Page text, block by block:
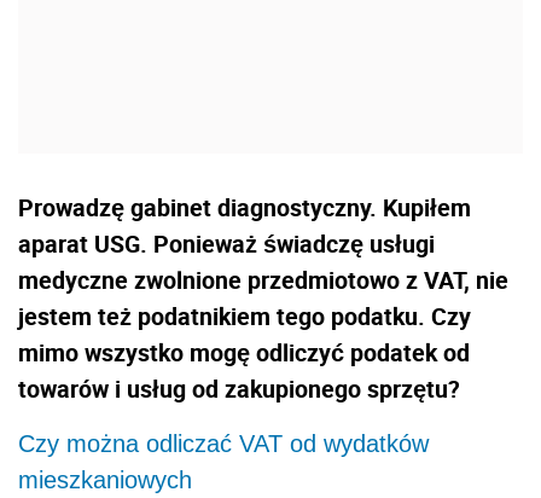
Prowadzę gabinet diagnostyczny. Kupiłem
aparat USG. Ponieważ świadczę usługi
medyczne zwolnione przedmiotowo z VAT, nie
jestem też podatnikiem tego podatku. Czy
mimo wszystko mogę odliczyć podatek od
towarów i usług od zakupionego sprzętu?
Czy można odliczać VAT od wydatków
mieszkaniowych